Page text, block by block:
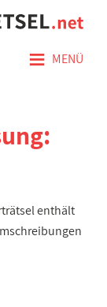
≡ MENÜ
enthält